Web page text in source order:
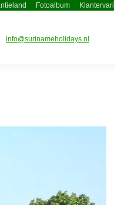
Fotoalbum
info@surinameholidays.nl